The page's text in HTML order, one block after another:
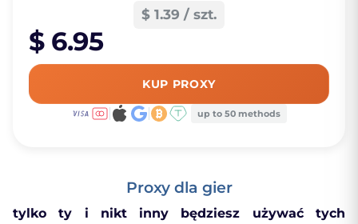
$ 1.39 / szt.
$ 6.95
KUP PROXY
up to 50 methods
Proxy dla gier
tylko ty i nikt inny będziesz używać tych